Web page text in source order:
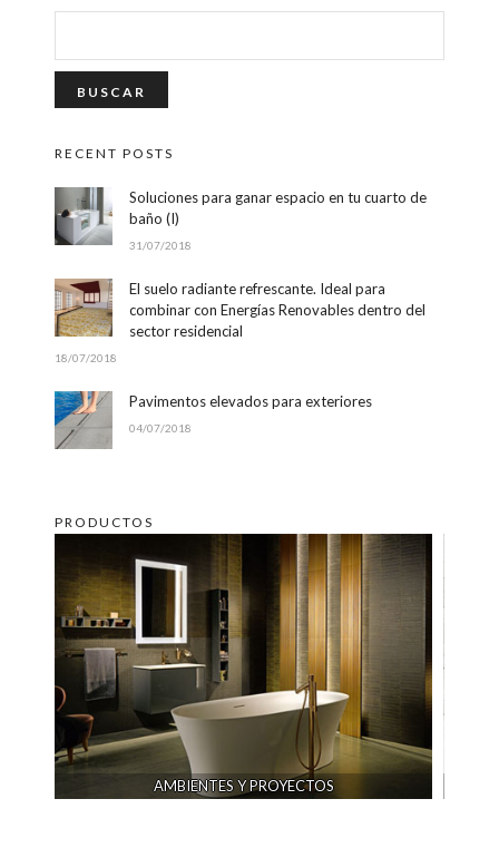
RECENT POSTS
Soluciones para ganar espacio en tu cuarto de
baño (I)
31/07/2018
El suelo radiante refrescante. Ideal para
combinar con Energías Renovables dentro del
sector residencial
18/07/2018
Pavimentos elevados para exteriores
04/07/2018
PRODUCTOS
AMBIENTES Y PROYECTOS